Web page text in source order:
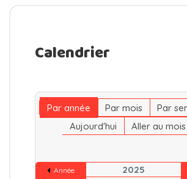
Calendrier
Par année Par mois
Par
Aujourd'hui
Aller au mois
Année
2025